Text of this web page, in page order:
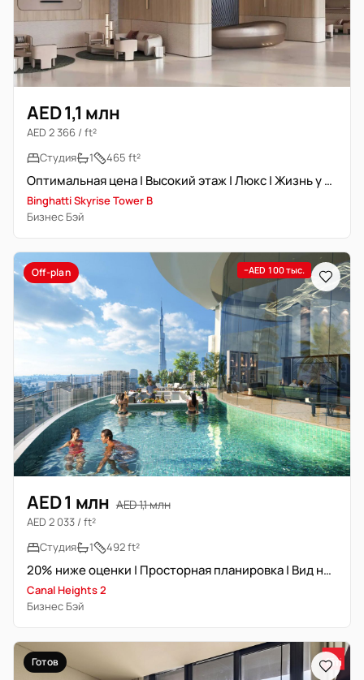
AED 1,1 млн
AED 2 366 / ft²
Студия
1 465 ft²
Оптимальная цена | Высокий этаж | Люкс | Жизнь у воды
Binghatti Skyrise Tower B
Бизнес Бэй
Off-plan −AED 100 тыс.
AED 1 млн AED 1,1 млн
AED 2 033 / ft²
Студия
1 492 ft²
20% ниже оценки | Просторная планировка | Вид на канал
Canal Heights 2
Бизнес Бэй
Готов